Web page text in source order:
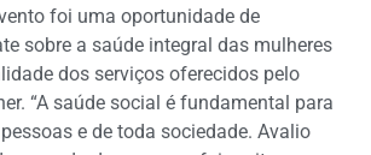
foi uma oportunidade de
sobre a saúde integral das mulheres
dos serviços oferecidos pelo
“A saúde social é fundamental para
e de toda sociedade. Avalio